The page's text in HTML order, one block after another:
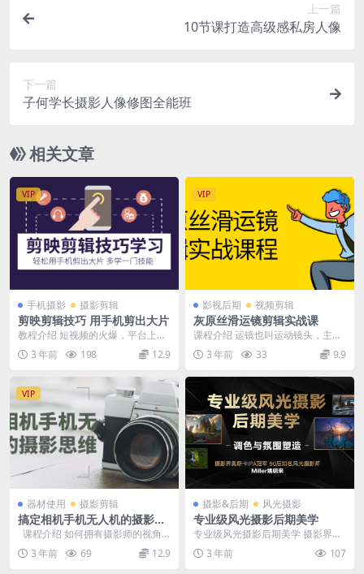
上一篇
10节课打造高级感私房人像
下一篇
子何学长摄影人像修图全能班
相关文章
VIP
手机摄影 摄影剪辑
剪映剪辑技巧 用手机剪出大片
教程介绍 短视频的火爆，平台上出
现了各式各样酷炫的视频，因此，
许多人也想做出高逼...
3 年前 198 12.9
VIP
影视后期 视频剪辑
灰原丝滑运镜剪辑实战课
课程介绍 运镜也叫运动镜头，主要
是指镜头自身的运动，在影视作品
中，处于静止状态的...
3 年前 33 9.9
VIP
器材使用 摄影剪辑
搞定相机手机无人机的摄影思
维
课程介绍 如何拥有摄影师的视角
和思维，你必须了解的摄影设备及
优缺点...
3 年前 69 12.9
摄影&后期 风光摄影
专业级风光摄影后期美学
专业级风光摄影后期美学 摄影界奥
斯卡IPA冠军——姚明来带你系统学
习风光后期的调...
3 年前 107